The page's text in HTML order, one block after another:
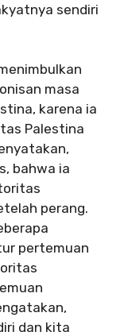
sendiri
masa
karena ia
Palestina
bahwa ia
perang.
pertemuan
dan kita